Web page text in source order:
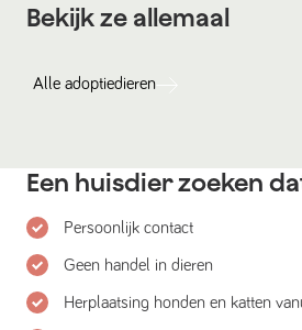
Bekijk ze allemaal
Alle adoptiedieren
Een huisdier zoeken
Persoonlijk contact
Geen handel in dieren
Herplaatsing honden en katten